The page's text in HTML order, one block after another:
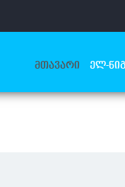
ᲛᲗᲐᲕᲐᲠᲘ ᲔᲚ-